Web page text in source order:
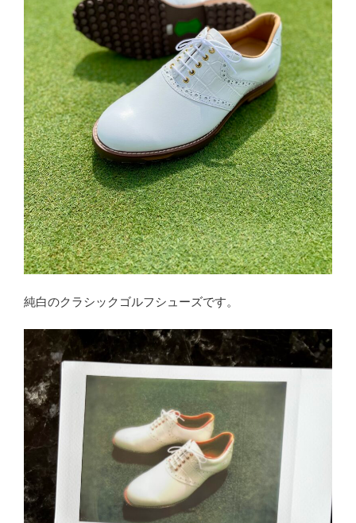
純白のクラシックゴルフシューズです。